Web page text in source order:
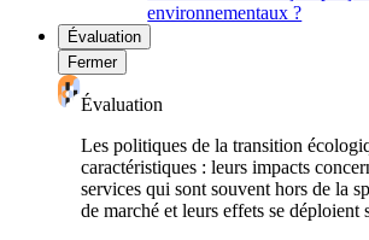
environnementaux ?
Évaluation
Fermer
Évaluation
Les politiques de la transition
caractéristiques : leurs impacts
services qui sont souvent hors de la
de marché et leurs effets se déploient